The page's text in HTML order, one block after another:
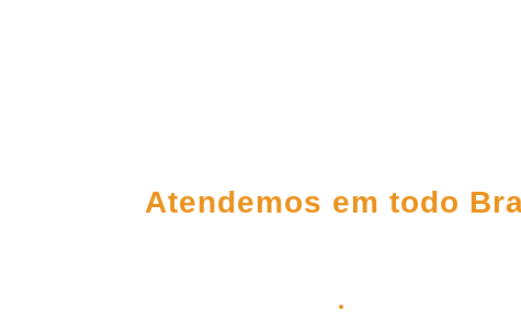
Atendemos em todo
(98) 98145-9031